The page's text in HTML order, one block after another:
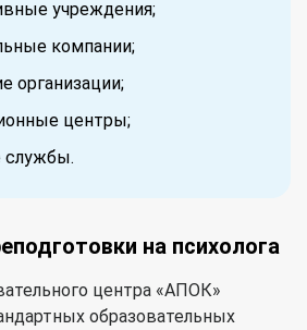
учреждения;
компании;
организации;
центры;
службы.
на психолога
центра «АПОК»
образовательных